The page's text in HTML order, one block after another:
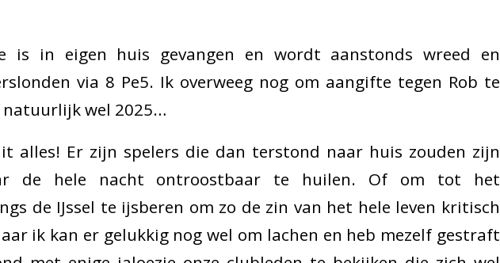
is in eigen huis gevangen en wordt aanstonds wreed en
via 8 Pe5. Ik overweeg nog om aangifte tegen Rob te
natuurlijk wel 2025…
alles! Er zijn spelers die dan terstond naar huis zouden zijn
de hele nacht ontroostbaar te huilen. Of om tot het
de IJssel te ijsberen om zo de zin van het hele leven kritisch
ik kan er gelukkig nog wel om lachen en heb mezelf gestraft